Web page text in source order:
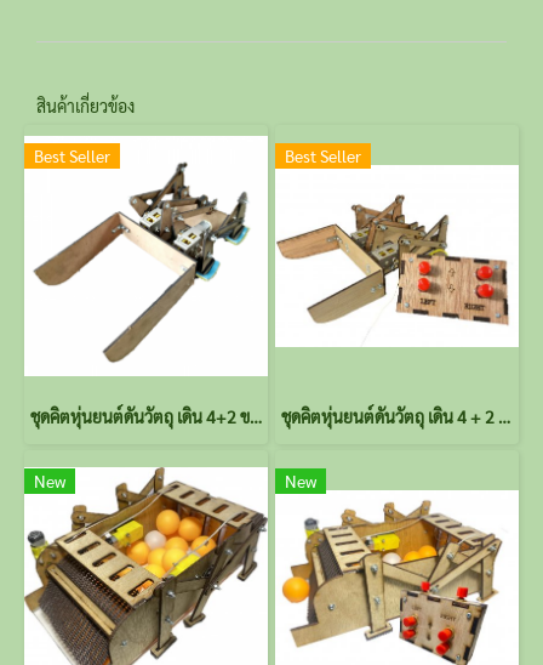
สินค้าเกี่ยวข้อง
Best Seller
ชุดคิตหุ่นยนต์ดันวัตถุ เดิน 4+2 ขา ใช้ Single Gearbox 4-Speed TAMIYA (ไม่ประกอบ) ไม่รวมรีโมต
Best Seller
ชุดคิตหุ่นยนต์ดันวัตถุ เดิน 4 + 2 ขา ใช้Single Gearbox 4-Speed TAMIYA พร้อมรีโมต (ไม่ประกอบ)
New New